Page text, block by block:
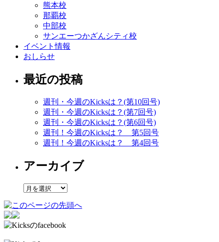
熊本校
那覇校
中部校
サンエーつかざんシティ校
イベント情報
おしらせ
最近の投稿
週刊・今週のKicksは？(第10回号)
週刊・今週のKicksは？(第7回号)
週刊・今週のKicksは？(第6回号)
週刊！今週のKicksは？ 第5回号
週刊！今週のKicksは？ 第4回号
アーカイブ
ア
カ
ブ